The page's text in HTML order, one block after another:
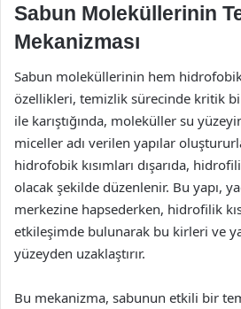
Sabun Moleküllerinin
Mekanizması
Sabun moleküllerinin hem
özellikleri, temizlik sürecinde kritik
ile karıştığında, moleküller su
miceller adı verilen yapılar
hidrofobik kısımları dışarıda,
olacak şekilde düzenlenir. Bu yapı,
merkezine hapsederken, hidrofilik
etkileşimde bulunarak bu kirleri ve
yüzeyden uzaklaştırır.
Bu mekanizma, sabunun etkili bir